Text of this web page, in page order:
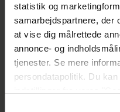
statistik og
samarbejdspartnere, der
at vise dig målrettede
annonce- og
tjenester. Se mere
persondatapolitik. Du
Nutidens
om, hvad er. Men
sig selv og dyrke
Jeg føler mig
skinner, og mine